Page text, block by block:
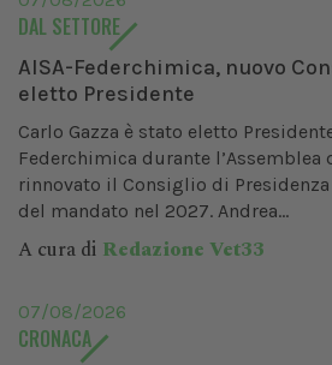
DAL SETTORE
AISA-Federchimica, nuovo
eletto Presidente
Carlo Gazza è stato eletto
Federchimica durante l’Assemblea
rinnovato il Consiglio di
del mandato nel 2027. Andrea...
A cura di Redazione Vet33
07/08/2026
CRONACA